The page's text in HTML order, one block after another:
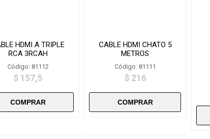
HDMI A TRIPLE
RCA 3RCAH
Código: 81112
$ 157,5
CABLE HDMI CHATO 5
METROS
Código: 81111
$ 216